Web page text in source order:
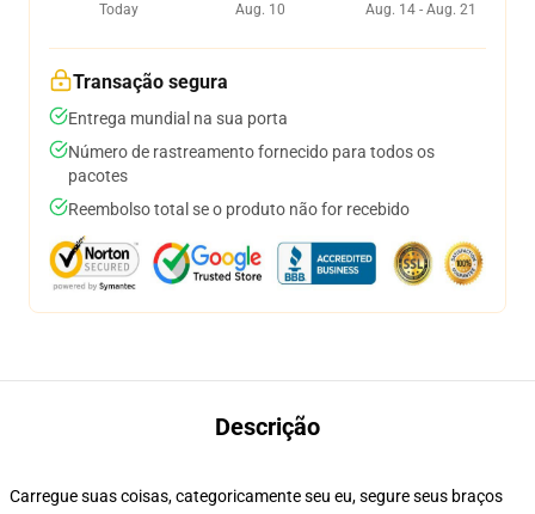
Today
Aug. 10
Aug. 14 - Aug. 21
Transação segura
Entrega mundial na sua porta
Número de rastreamento fornecido para todos os
pacotes
Reembolso total se o produto não for recebido
Descrição
Carregue suas coisas, categoricamente seu eu, segure seus braços